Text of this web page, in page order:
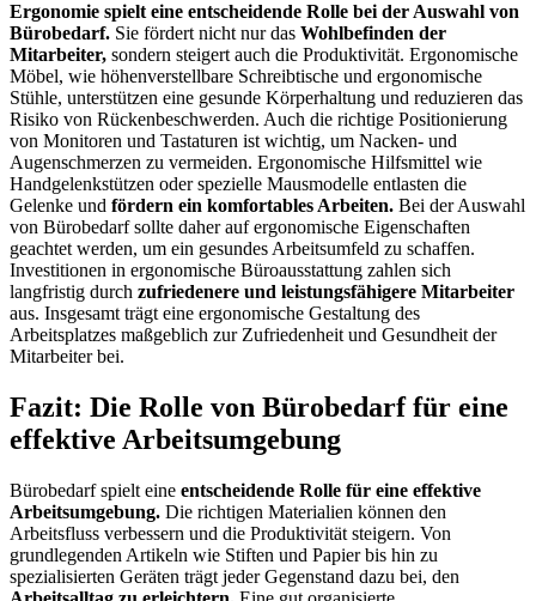
Ergonomie spielt eine entscheidende Rolle bei der Auswahl von
Bürobedarf. Sie fördert nicht nur das Wohlbefinden der
Mitarbeiter, sondern steigert auch die Produktivität. Ergonomische
Möbel, wie höhenverstellbare Schreibtische und ergonomische
Stühle, unterstützen eine gesunde Körperhaltung und reduzieren das
Risiko von Rückenbeschwerden. Auch die richtige Positionierung
von Monitoren und Tastaturen ist wichtig, um Nacken- und
Augenschmerzen zu vermeiden. Ergonomische Hilfsmittel wie
Handgelenkstützen oder spezielle Mausmodelle entlasten die
Gelenke und fördern ein komfortables Arbeiten. Bei der Auswahl
von Bürobedarf sollte daher auf ergonomische Eigenschaften
geachtet werden, um ein gesundes Arbeitsumfeld zu schaffen.
Investitionen in ergonomische Büroausstattung zahlen sich
langfristig durch zufriedenere und leistungsfähigere Mitarbeiter
aus. Insgesamt trägt eine ergonomische Gestaltung des
Arbeitsplatzes maßgeblich zur Zufriedenheit und Gesundheit der
Mitarbeiter bei.
Fazit: Die Rolle von Bürobedarf für eine
effektive Arbeitsumgebung
Bürobedarf spielt eine entscheidende Rolle für eine effektive
Arbeitsumgebung. Die richtigen Materialien können den
Arbeitsfluss verbessern und die Produktivität steigern. Von
grundlegenden Artikeln wie Stiften und Papier bis hin zu
spezialisierten Geräten trägt jeder Gegenstand dazu bei, den